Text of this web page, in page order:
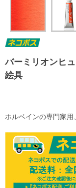
バーミリオンヒ
絵具
ホルベインの専門家用